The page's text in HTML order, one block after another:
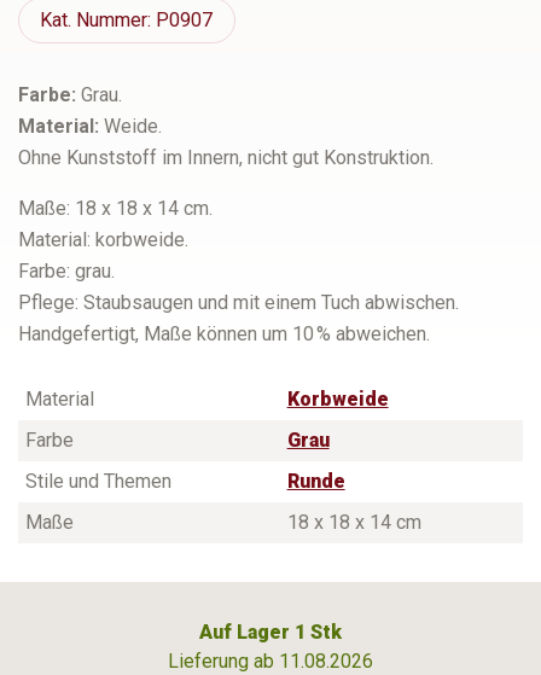
Kat. Nummer: P0907
Farbe: Grau.
Material: Weide.
Ohne Kunststoff im Innern, nicht gut Konstruktion.
Maße: 18 x 18 x 14 cm.
Material: korbweide.
Farbe: grau.
Pflege: Staubsaugen und mit einem Tuch abwischen.
Handgefertigt, Maße können um 10 % abweichen.
Material
Korbweide
Farbe
Grau
Stile und Themen
Runde
Maße
18 x 18 x 14 cm
Auf Lager 1 Stk
Lieferung ab 11.08.2026